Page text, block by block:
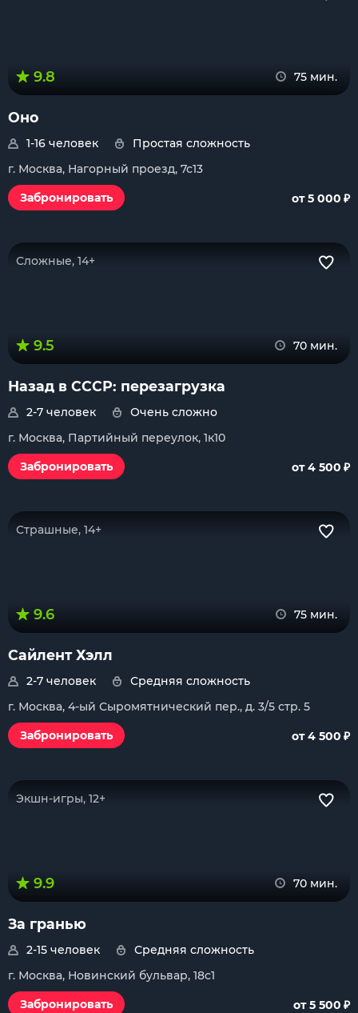
9.8 75 мин.
Оно
1-16 человек
Простая сложность
г. Москва, Нагорный проезд, 7с13
Забронировать
от 5 000 ₽
Сложные, 14+
9.5 70 мин.
Назад в СССР: перезагрузка
2-7 человек
Очень сложно
г. Москва, Партийный переулок, 1к10
Забронировать
от 4 500 ₽
Страшные, 14+
9.6 75 мин.
Сайлент Хэлл
2-7 человек
Средняя сложность
г. Москва, 4-ый Сыромятнический пер., д. 3/5 стр. 5
Забронировать
от 4 500 ₽
Экшн-игры, 12+
9.9 70 мин.
За гранью
2-15 человек
Средняя сложность
г. Москва, Новинский бульвар, 18с1
Забронировать
от 5 500 ₽